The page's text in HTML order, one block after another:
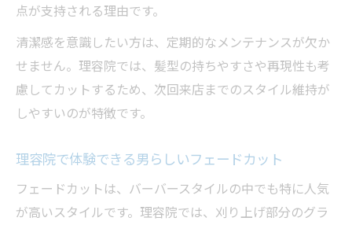
点が支持される理由です。
清潔感を意識したい方は、定期的なメンテナンスが欠か
せません。理容院では、髪型の持ちやすさや再現性も考
慮してカットするため、次回来店までのスタイル維持が
しやすいのが特徴です。
理容院で体験できる男らしいフェードカット
フェードカットは、バーバースタイルの中でも特に人気
が高いスタイルです。理容院では、刈り上げ部分のグラ